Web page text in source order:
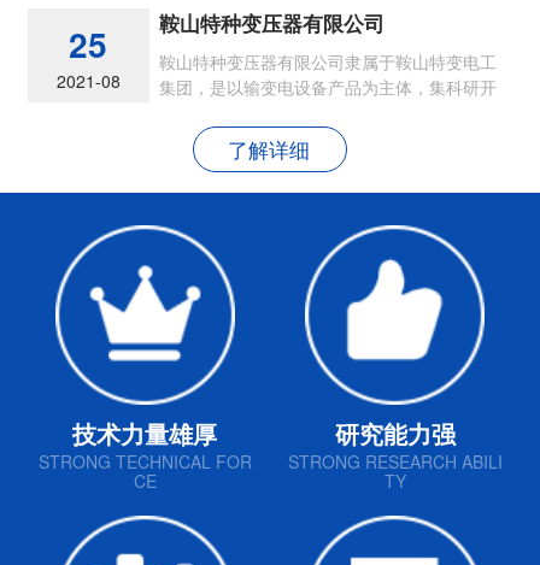
25
2021-08
鞍山特种变压器有限公司
鞍山特种变压器有限公司隶属于鞍山特变电工
集团，是以输变电设备产品为主体，集科研开
了解详细
技术力量雄厚
STRONG TECHNICAL FOR
CE
研究能力强
STRONG RESEARCH ABILI
TY